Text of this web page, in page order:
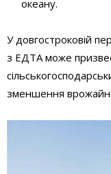
океану.
У довгостроковій
з ЕДТА може
зменшення